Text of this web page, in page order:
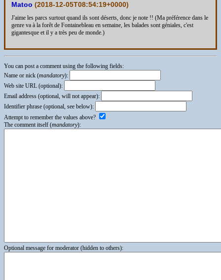
Matoo (2018-12-05T08:54:19+0000)
J'aime les parcs surtout quand ils sont déserts, donc je note !! (Ma préférence dans le
genre va à la forêt de Fontainebleau en semaine, les balades sont géniales, c'est
gigantesque et il y a très peu de monde.)
You can post a comment using the following fields:
Name or nick (mandatory):
Web site URL (optional):
Email address (optional, will not appear):
Identifier phrase (optional, see below):
Attempt to remember the values above?
The comment itself (mandatory):
Optional message for moderator (hidden to others):